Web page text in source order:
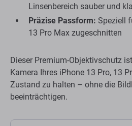
Linsenbereich sauber und
Präzise Passform: Speziell
13 Pro Max zugeschnitten
Dieser Premium-Objektivschutz
Kamera Ihres iPhone 13 Pro, 13
Zustand zu halten – ohne die
beeinträchtigen.